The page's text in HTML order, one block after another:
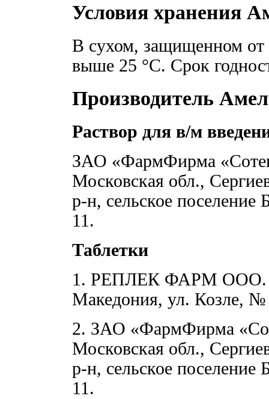
Условия хранения
В сухом, защищенном от
выше 25 °C. Срок
Производитель
Раствор для в/м
ЗАО «ФармФирма
Московская обл.,
р-н, сельское поселение
11.
Таблетки
1. РЕПЛЕК ФАРМ ООО.
Македония, ул. Козле, №
2. ЗАО «ФармФирма
Московская обл.,
р-н, сельское поселение
11.